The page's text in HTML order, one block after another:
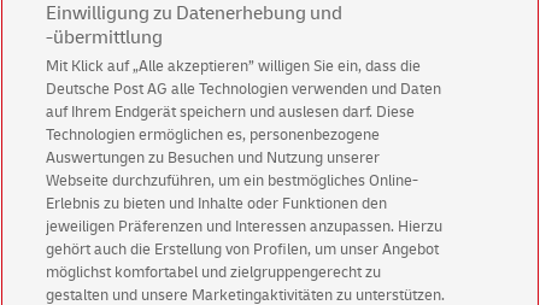
How can I obtain access to the online service?
I no longer have the access data for the online
service. What can I do?
How long is my password valid?
What technical parameters does the use of the
online service require?
Einwilligung zu Datenerhebung und
-übermittlung
Mit Klick auf „Alle akzeptieren” willigen Sie ein, dass die
Deutsche Post AG alle Technologien verwenden und Daten
auf Ihrem Endgerät speichern und auslesen darf. Diese
Technologien ermöglichen es, personenbezogene
Auswertungen zu Besuchen und Nutzung unserer
Webseite durchzuführen, um ein bestmögliches Online-
Erlebnis zu bieten und Inhalte oder Funktionen den
jeweiligen Präferenzen und Interessen anzupassen. Hierzu
gehört auch die Erstellung von Profilen, um unser Angebot
möglichst komfortabel und zielgruppengerecht zu
gestalten und unsere Marketingaktivitäten zu unterstützen.